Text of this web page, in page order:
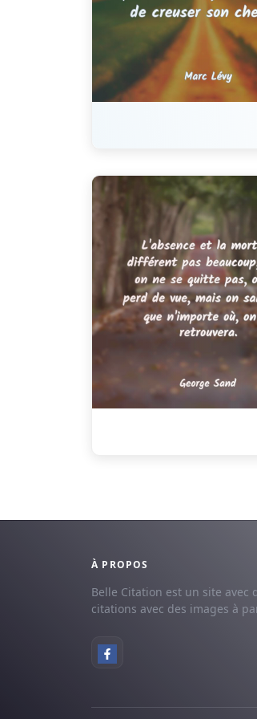
À PROPOS
Belle Citation est un site avec
citations avec des images à